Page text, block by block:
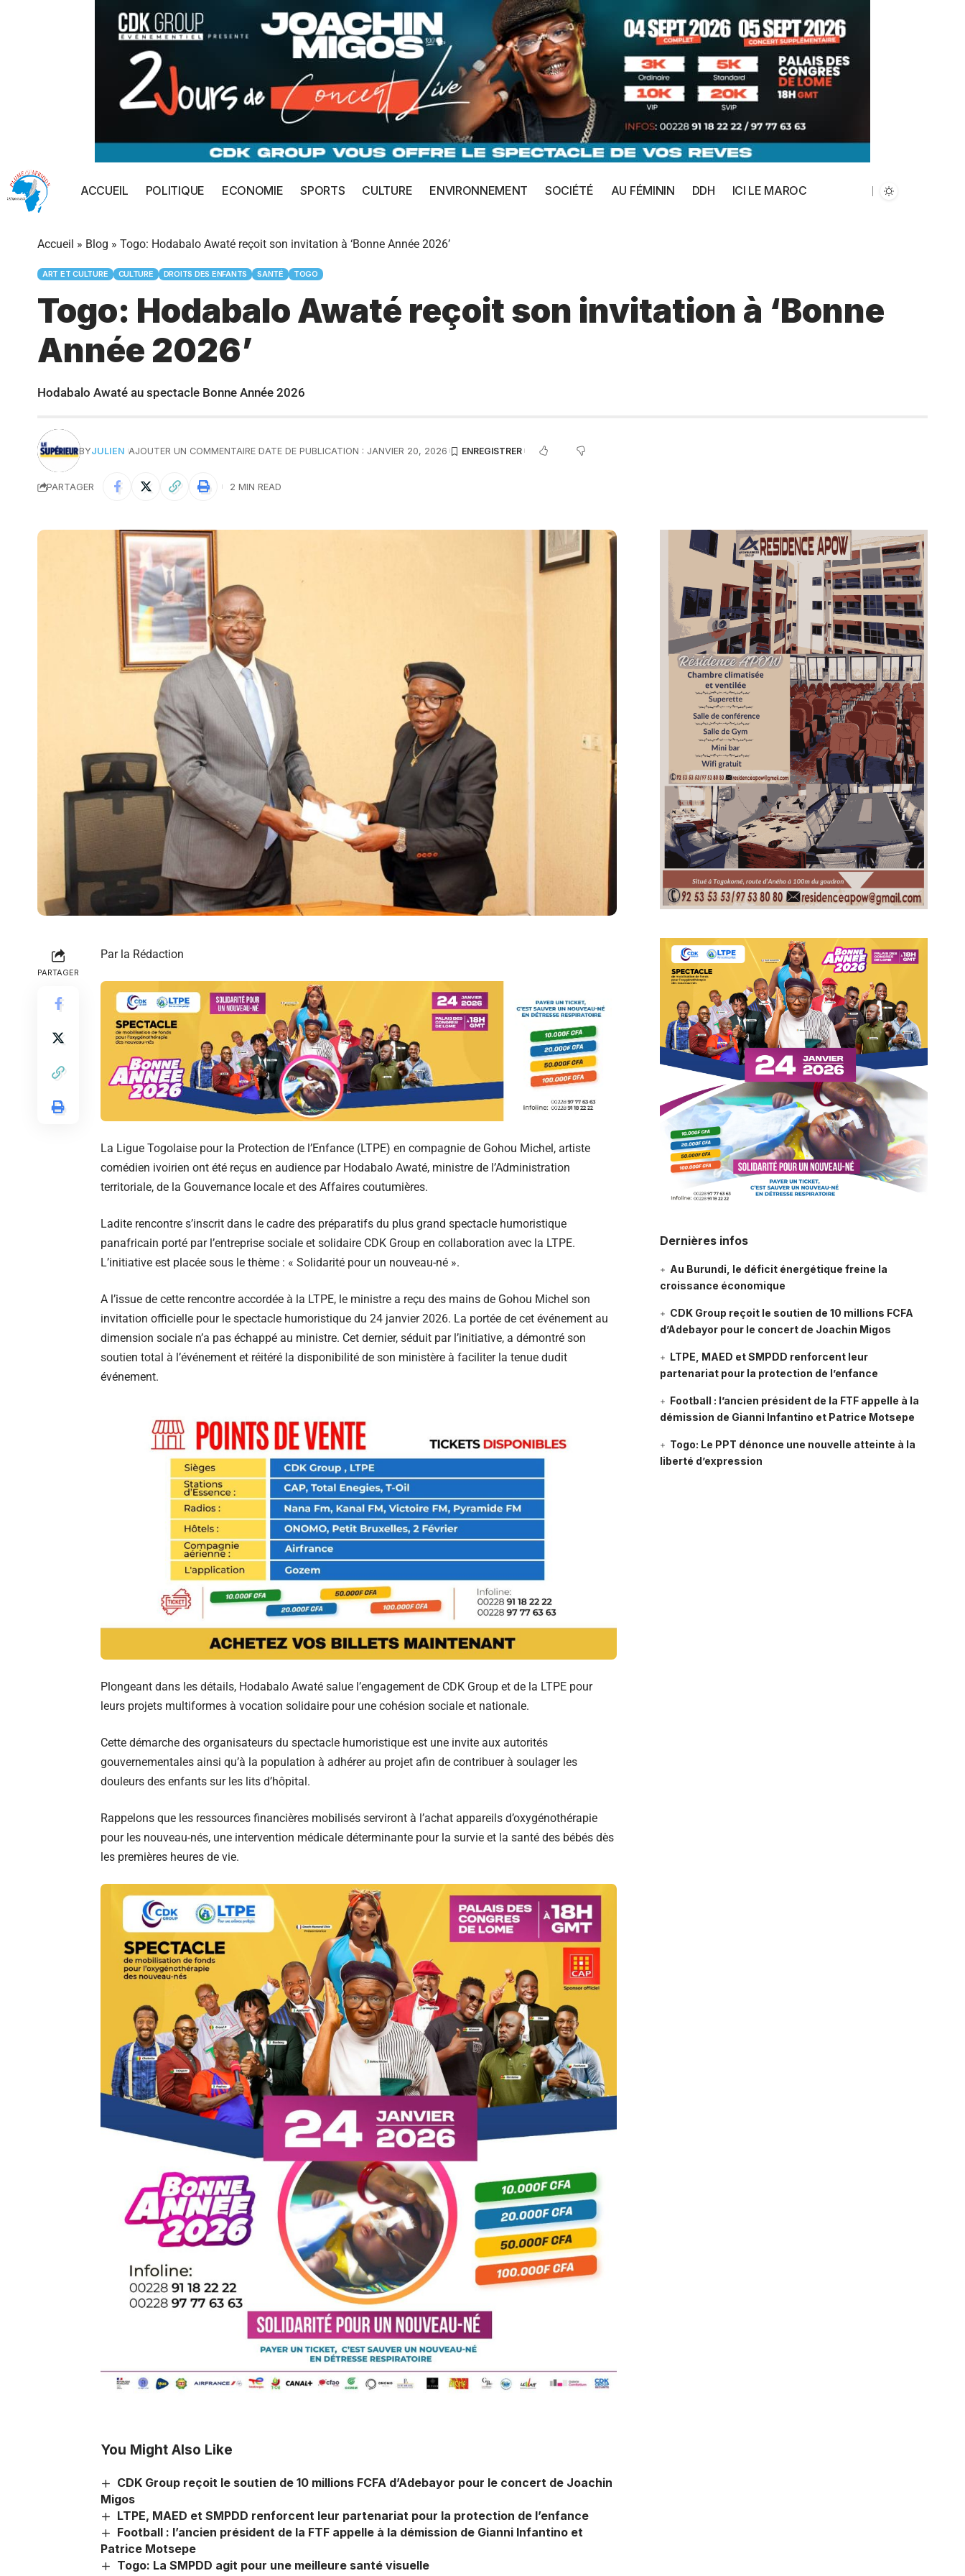
ACCUEIL POLITIQUE ECONOMIE SPORTS CULTURE ENVIRONNEMENT SOCIÉTÉ AU FÉMININ DDH ICI LE MAROC
Accueil » Blog » Togo: Hodabalo Awaté reçoit son invitation à ‘Bonne Année 2026’
ART ET CULTURE CULTURE DROITS DES ENFANTS SANTÉ TOGO
Togo: Hodabalo Awaté reçoit son invitation à ‘Bonne
Année 2026’
Hodabalo Awaté au spectacle Bonne Année 2026
BYJULIEN AJOUTER UN COMMENTAIRE DATE DE PUBLICATION : JANVIER 20, 2026
PARTAGER 2 MIN READ
PARTAGER
Par la Rédaction
La Ligue Togolaise pour la Protection de l’Enfance (LTPE) en compagnie de Gohou Michel, artiste
comédien ivoirien ont été reçus en audience par Hodabalo Awaté, ministre de l’Administration
territoriale, de la Gouvernance locale et des Affaires coutumières.
Ladite rencontre s’inscrit dans le cadre des préparatifs du plus grand spectacle humoristique
panafricain porté par l’entreprise sociale et solidaire CDK Group en collaboration avec la LTPE.
L’initiative est placée sous le thème : « Solidarité pour un nouveau-né ».
A l’issue de cette rencontre accordée à la LTPE, le ministre a reçu des mains de Gohou Michel son
invitation officielle pour le spectacle humoristique du 24 janvier 2026. La portée de cet événement au
dimension sociale n’a pas échappé au ministre. Cet dernier, séduit par l’initiative, a démontré son
soutien total à l’événement et réitéré la disponibilité de son ministère à faciliter la tenue dudit
événement.
Plongeant dans les détails, Hodabalo Awaté salue l’engagement de CDK Group et de la LTPE pour
leurs projets multiformes à vocation solidaire pour une cohésion sociale et nationale.
Cette démarche des organisateurs du spectacle humoristique est une invite aux autorités
gouvernementales ainsi qu’à la population à adhérer au projet afin de contribuer à soulager les
douleurs des enfants sur les lits d’hôpital.
Rappelons que les ressources financières mobilisés serviront à l’achat appareils d’oxygénothérapie
pour les nouveau-nés, une intervention médicale déterminante pour la survie et la santé des bébés dès
les premières heures de vie.
You Might Also Like
CDK Group reçoit le soutien de 10 millions FCFA d’Adebayor pour le concert de Joachin
Migos
LTPE, MAED et SMPDD renforcent leur partenariat pour la protection de l’enfance
Football : l’ancien président de la FTF appelle à la démission de Gianni Infantino et
Patrice Motsepe
Togo: La SMPDD agit pour une meilleure santé visuelle
Dernières infos
Au Burundi, le déficit énergétique freine la
croissance économique
CDK Group reçoit le soutien de 10 millions FCFA
d’Adebayor pour le concert de Joachin Migos
LTPE, MAED et SMPDD renforcent leur
partenariat pour la protection de l’enfance
Football : l’ancien président de la FTF appelle à la
démission de Gianni Infantino et Patrice Motsepe
Togo: Le PPT dénonce une nouvelle atteinte à la
liberté d’expression